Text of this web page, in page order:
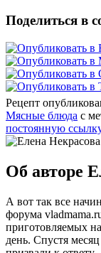
Поделиться в
Рецепт
Мясные блюда с
постоянную ссылку
Об авторе
А вот так все
форума
приготовляемых
день. Спустя